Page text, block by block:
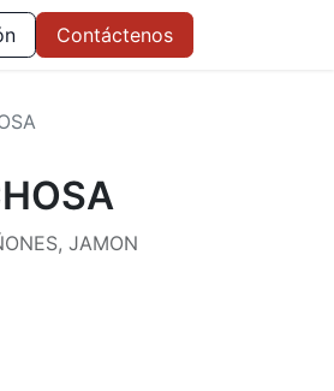
Contáctenos
JAMON